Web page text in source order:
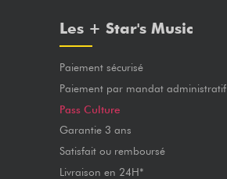
Les + Star's Music
Paiement sécurisé
Paiement par mandat administratif
Pass Culture
Garantie 3 ans
Satisfait ou remboursé
Livraison en 24H*